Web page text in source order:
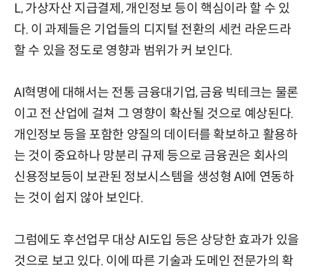
L, 가상자산 지급결제, 개인정보 등이 핵심이라 할 수 있
다. 이 과제들은 기업들의 디지털 전환의 세컨 라운드라
할 수 있을 정도로 영향과 범위가 커 보인다.
AI혁명에 대해서는 전통 금융대기업, 금융 빅테크는 물론
이고 전 산업에 걸쳐 그 영향이 확산될 것으로 예상된다.
개인정보 등을 포함한 양질의 데이터를 확보하고 활용하
는 것이 중요하나 망분리 규제 등으로 금융권은 회사의
신용정보등이 보관된 정보시스템을 생성형 AI에 연동하
는 것이 쉽지 않아 보인다.
그럼에도 후선업무 대상 AI도입 등은 상당한 효과가 있을
것으로 보고 있다. 이에 따른 기술과 도메인 전문가의 확